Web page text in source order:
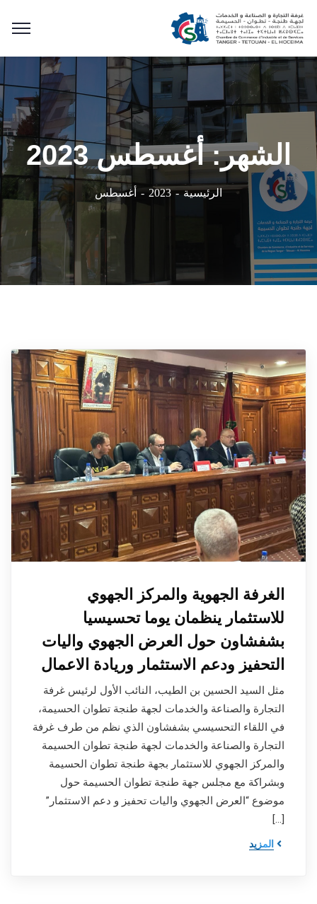
الشهر:أغسطس 2023
الرئيسية 2023 أغسطس
الغرفة الجهوية والمركز الجهوي
للاستثمار ينظمان يوما تحسيسيا
بشفشاون حول العرض الجهوي واليات
التحفيز ودعم الاستثمار وريادة الاعمال
مثل السيد الحسين بن الطيب، النائب الأول لرئيس غرفة
التجارة والصناعة والخدمات لجهة طنجة تطوان الحسيمة،
في اللقاء التحسيسي بشفشاون الذي نظم من طرف غرفة
التجارة والصناعة والخدمات لجهة طنجة تطوان الحسيمة
والمركز الجهوي للاستثمار بجهة طنجة تطوان الحسيمة
وبشراكة مع مجلس جهة طنجة تطوان الحسيمة حول
موضوع “العرض الجهوي واليات تحفيز و دعم الاستثمار”
[…]
المزيد